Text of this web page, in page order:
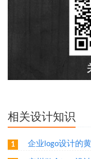
相关设计知识
1 企业logo设计的